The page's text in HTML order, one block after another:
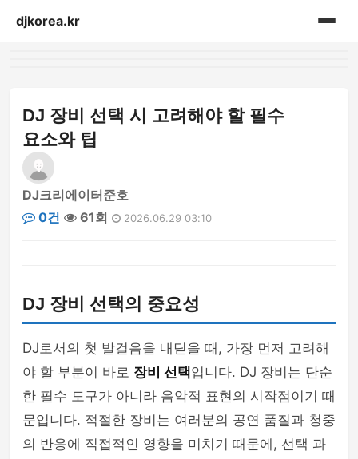
djkorea.kr
DJ 장비 선택 시 고려해야 할 필수
요소와 팁
DJ크리에이터준호
0건
61회 2026.06.29 03:10
DJ 장비 선택의 중요성
DJ로서의 첫 발걸음을 내딛을 때, 가장 먼저 고려해
야 할 부분이 바로 장비 선택입니다. DJ 장비는 단순
한 필수 도구가 아니라 음악적 표현의 시작점이기 때
문입니다. 적절한 장비는 여러분의 공연 품질과 청중
의 반응에 직접적인 영향을 미치기 때문에, 선택 과